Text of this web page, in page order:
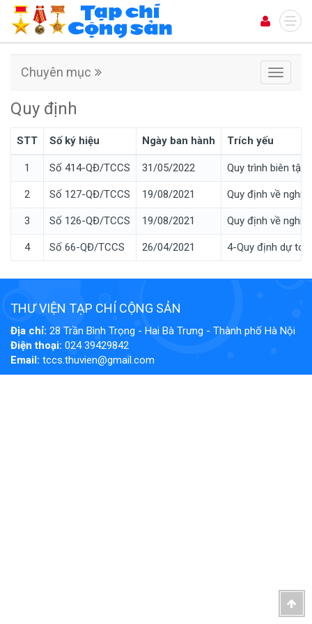
Chuyên
mục
Chuyên mục
Quy định
STT Số ký hiệu Ngày ban hành Trích yếu
1 Số 414-QĐ/TCCS 31/05/2022 Quy trình biên tập
2 Số 127-QĐ/TCCS 19/08/2021 Quy định về
3 Số 126-QĐ/TCCS 19/08/2021 Quy định về
4 Số 66-QĐ/TCCS 26/04/2021 4-Quy định dự
THƯ VIỆN TẠP CHÍ CỘNG SẢN
Địa chỉ: ​28 Trần Bình Trọng - Hai Bà Trưng - Thành phố Hà Nội
Điện thoại: 024 39429842
Email: tccs.thuvien@gmail.com